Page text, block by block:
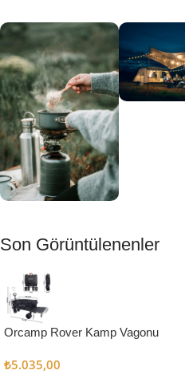
Muftağı
Kampçı
Şefler İçin
Keşfet
Son Görüntülenenler
Orcamp Rover Kamp Vagonu
₺5.035,00